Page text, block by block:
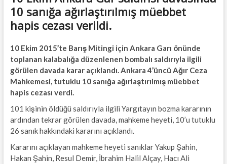
10 sanığa ağırlaştırılmış müebbet
hapis cezası verildi.
10 Ekim 2015’te Barış Mitingi için Ankara Garı önünde
toplanan kalabalığa düzenlenen bombalı saldırıyla ilgili
görülen davada karar açıklandı. Ankara 4’üncü Ağır Ceza
Mahkemesi, tutuklu 10 sanığa ağırlaştırılmış müebbet
hapis cezası verdi.
101 kişinin öldüğü saldırıyla ilgili Yargıtayın bozma kararının
ardından tekrar görülen davada, mahkeme heyeti, 10’u tutuklu
26 sanık hakkındaki kararını açıklandı.
Kararını açıklayan mahkeme heyeti sanıklar Yakup Şahin,
Hakan Şahin, Resul Demir, İbrahim Halil Alçay, Hacı Ali